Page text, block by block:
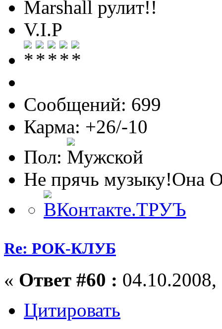
Marshall рулит!!
V.I.P
Сообщений: 699
Карма: +26/-10
Пол:
Не прячь
Re: РОК-КЛУБ
« Ответ #60 :
Цитировать